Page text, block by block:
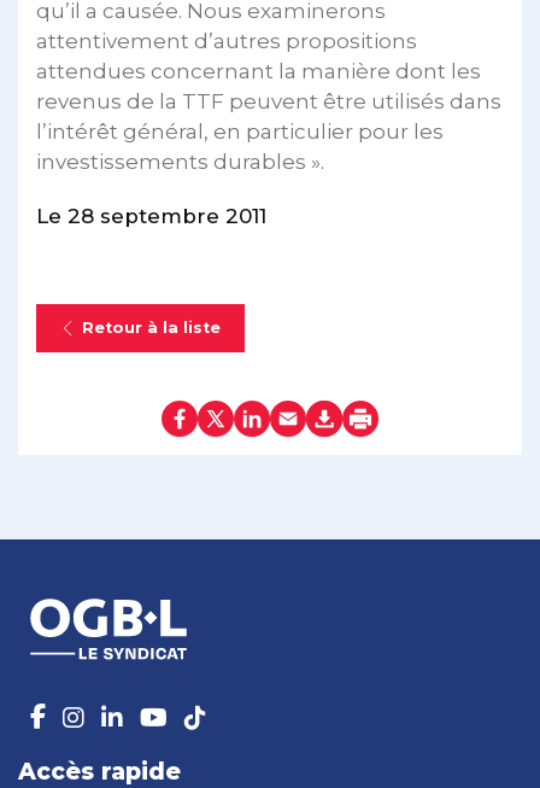
qu’il a causée. Nous examinerons
attentivement d’autres propositions
attendues concernant la manière dont les
revenus de la TTF peuvent être utilisés dans
l’intérêt général, en particulier pour les
investissements durables ».
Le 28 septembre 2011
Retour à la liste
Accès rapide